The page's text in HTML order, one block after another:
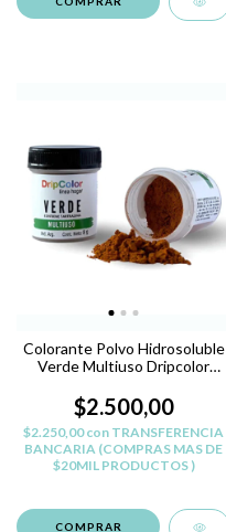
Colorante Polvo Hidrosoluble
Verde Multiuso Dripcolor
$2.500,00
$2.250,00con TRANSFERENCIA
BANCARIA (COMPRAS MAS DE
$20MIL PRODUCTOS )